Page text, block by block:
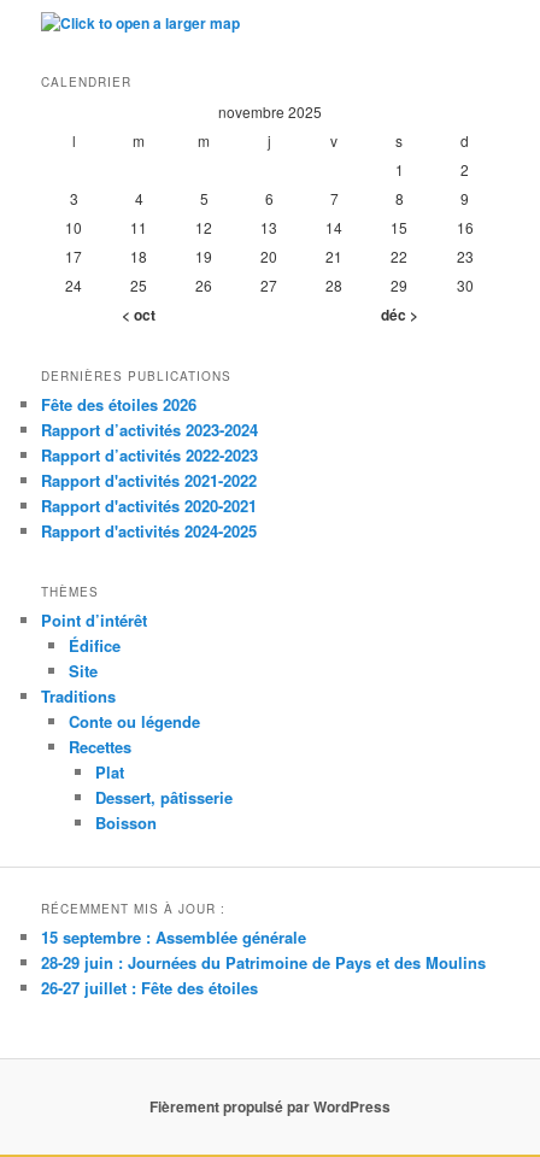
CALENDRIER
novembre 2025
l
m m j v s
d
1
2
3
4 5 6 7 8
9
10
11 12 13 14 15
16
17
18 19 20 21 22
23
24
25 26 27 28 29 30
< oct déc >
DERNIÈRES PUBLICATIONS
Fête des étoiles 2026
Rapport d’activités 2023-2024
Rapport d’activités 2022-2023
Rapport d'activités 2021-2022
Rapport d'activités 2020-2021
Rapport d'activités 2024-2025
THÈMES
Point d’intérêt
Édifice
Site
Traditions
Conte ou légende
Recettes
Plat
Dessert, pâtisserie
Boisson
RÉCEMMENT MIS À JOUR :
15 septembre : Assemblée générale
28-29 juin : Journées du Patrimoine de Pays et des Moulins
26-27 juillet : Fête des étoiles
Fièrement propulsé par WordPress